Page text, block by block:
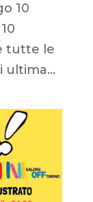
10
tutte le
ultima...